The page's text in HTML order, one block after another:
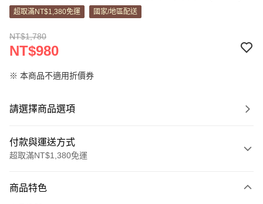
超取滿NT$1,380免運 國家/地區配送
NT$1,780
NT$980
※ 本商品不適用折價券
請選擇商品選項
付款與運送方式
超取滿NT$1,380免運
信用卡一次付款
商品特色